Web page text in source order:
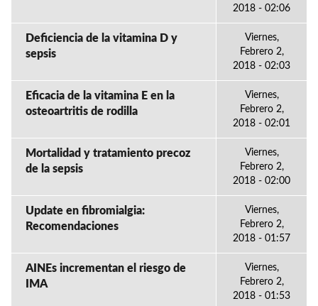
2018 - 02:06
Deficiencia de la vitamina D y
sepsis
Viernes,
Febrero 2,
2018 - 02:03
Eficacia de la vitamina E en la
osteoartritis de rodilla
Viernes,
Febrero 2,
2018 - 02:01
Mortalidad y tratamiento precoz
de la sepsis
Viernes,
Febrero 2,
2018 - 02:00
Update en fibromialgia:
Recomendaciones
Viernes,
Febrero 2,
2018 - 01:57
AINEs incrementan el riesgo de
IMA
Viernes,
Febrero 2,
2018 - 01:53